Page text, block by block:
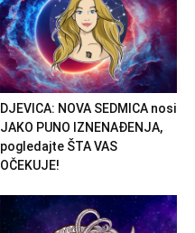
DJEVICA: NOVA SEDMICA nosi
JAKO PUNO IZNENAĐENJA,
pogledajte ŠTA VAS
OČEKUJE!